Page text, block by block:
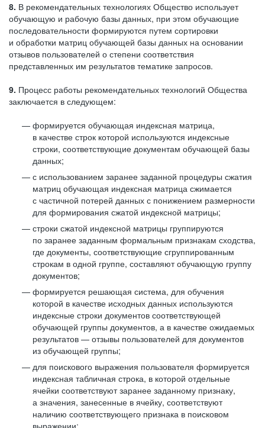
8. В рекомендательных технологиях Общество использует
обучающую и рабочую базы данных, при этом обучающие
последовательности формируются путем сортировки
и обработки матриц обучающей базы данных на основании
отзывов пользователей о степени соответствия
представленных им результатов тематике запросов.
9. Процесс работы рекомендательных технологий Общества
заключается в следующем:
формируется обучающая индексная матрица,
в качестве строк которой используются индексные
строки, соответствующие документам обучающей базы
данных;
с использованием заранее заданной процедуры сжатия
матриц обучающая индексная матрица сжимается
с частичной потерей данных с понижением размерности
для формирования сжатой индексной матрицы;
строки сжатой индексной матрицы группируются
по заранее заданным формальным признакам сходства,
где документы, соответствующие сгруппированным
строкам в одной группе, составляют обучающую группу
документов;
формируется решающая система, для обучения
которой в качестве исходных данных используются
индексные строки документов соответствующей
обучающей группы документов, а в качестве ожидаемых
результатов — отзывы пользователей для документов
из обучающей группы;
для поискового выражения пользователя формируется
индексная табличная строка, в которой отдельные
ячейки соответствуют заранее заданному признаку,
а значения, занесенные в ячейку, соответствуют
наличию соответствующего признака в поисковом
выражении;